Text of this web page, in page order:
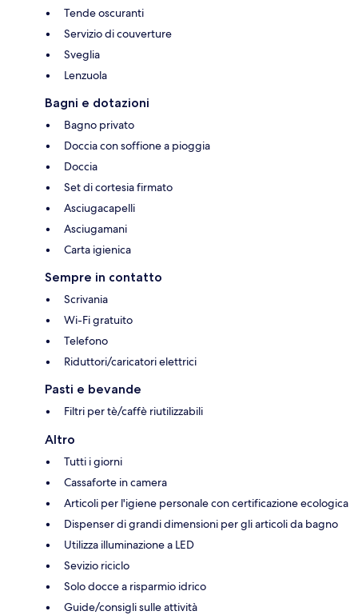
Tende oscuranti
Servizio di couverture
Sveglia
Lenzuola
Bagni e dotazioni
Bagno privato
Doccia con soffione a pioggia
Doccia
Set di cortesia firmato
Asciugacapelli
Asciugamani
Carta igienica
Sempre in contatto
Scrivania
Wi-Fi gratuito
Telefono
Riduttori/caricatori elettrici
Pasti e bevande
Filtri per tè/caffè riutilizzabili
Altro
Tutti i giorni
Cassaforte in camera
Articoli per l'igiene personale con certificazione ecologica
Dispenser di grandi dimensioni per gli articoli da bagno
Utilizza illuminazione a LED
Sevizio riciclo
Solo docce a risparmio idrico
Guide/consigli sulle attività